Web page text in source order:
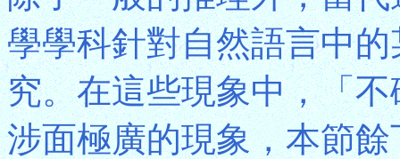
學學科針對自然語言中
究。在這些現象中，「
涉面極廣的現象，本節